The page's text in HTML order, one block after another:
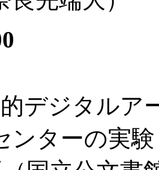
的デジタル
ンターの実験